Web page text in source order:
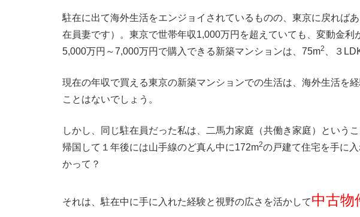
駐在に出て海外生活をエンジョイされているものの、東京に戻れば
在員妻です）。東京で世帯年収1,000万円を超えていても、変動金利
5,000万円～7,000万円で購入できる新築マンションは、75m2 、３
現在の年収で買える東京の新築マンションでの生活は、海外生活を
ことはないでしょう。
しかし、同じ駐在員だった私は、二馬力家庭（共働き家庭）という
帰国して１年後には山手線のど真ん中に172m2の戸建て住宅を手に
かって？
それは、駐在中に手に入れた経験と視野の広さを活かして中古物